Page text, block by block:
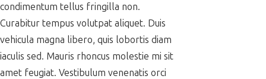
condimentum tellus fringilla non.
Curabitur tempus volutpat aliquet. Duis
vehicula magna libero, quis lobortis diam
iaculis sed. Mauris rhoncus molestie mi sit
amet feugiat. Vestibulum venenatis orci